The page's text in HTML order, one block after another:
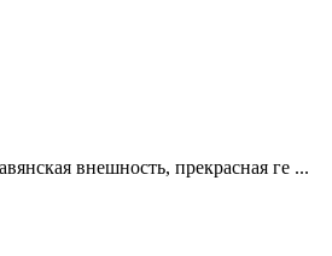
внешность, прекрасная ге ...